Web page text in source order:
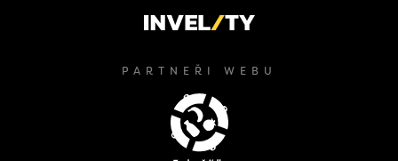
PARTNEŘI WEBU